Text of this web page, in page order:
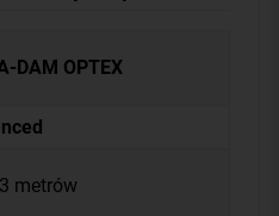
DAM OPTEX
metrów